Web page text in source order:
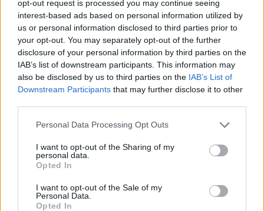
opt-out request is processed you may continue seeing
interest-based ads based on personal information utilized by
us or personal information disclosed to third parties prior to
your opt-out. You may separately opt-out of the further
disclosure of your personal information by third parties on the
IAB’s list of downstream participants. This information may
also be disclosed by us to third parties on the IAB’s List of
Downstream Participants that may further disclose it to other
Personal Data Processing Opt Outs
I want to opt-out of the Sharing of my
personal data.
Opted In
I want to opt-out of the Sale of my
Personal Data.
Opted In